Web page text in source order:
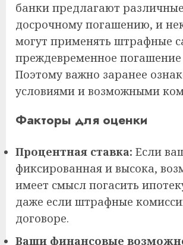
банки предлагают
досрочному погашению, и
могут применять штрафные
преждевременное погашение
Поэтому важно заранее
условиями и возможными
Факторы для оценки
Процентная ставка: Если
фиксированная и высока,
имеет смысл погасить
даже если штрафные
договоре.
Ваши финансовые